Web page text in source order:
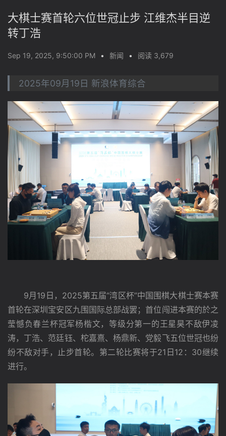
大棋士赛首轮六位世冠止步 江维杰半目逆
转丁浩
Sep 19, 2025, 9:50:00 PM • 新闻 • 阅读 3,679
2025年09月19日 新浪体育综合
9月19日，2025第五届“湾区杯”中国围棋大棋士赛本赛
首轮在深圳宝安区九围国际总部战罢；首位闯进本赛的於之
莹憾负春兰杯冠军杨楷文，等级分第一的王星昊不敌伊凌
涛，丁浩、范廷钰、柁嘉熹、杨鼎新、党毅飞五位世冠也纷
纷不敌对手，止步首轮。第二轮比赛将于21日12：30继续
进行。